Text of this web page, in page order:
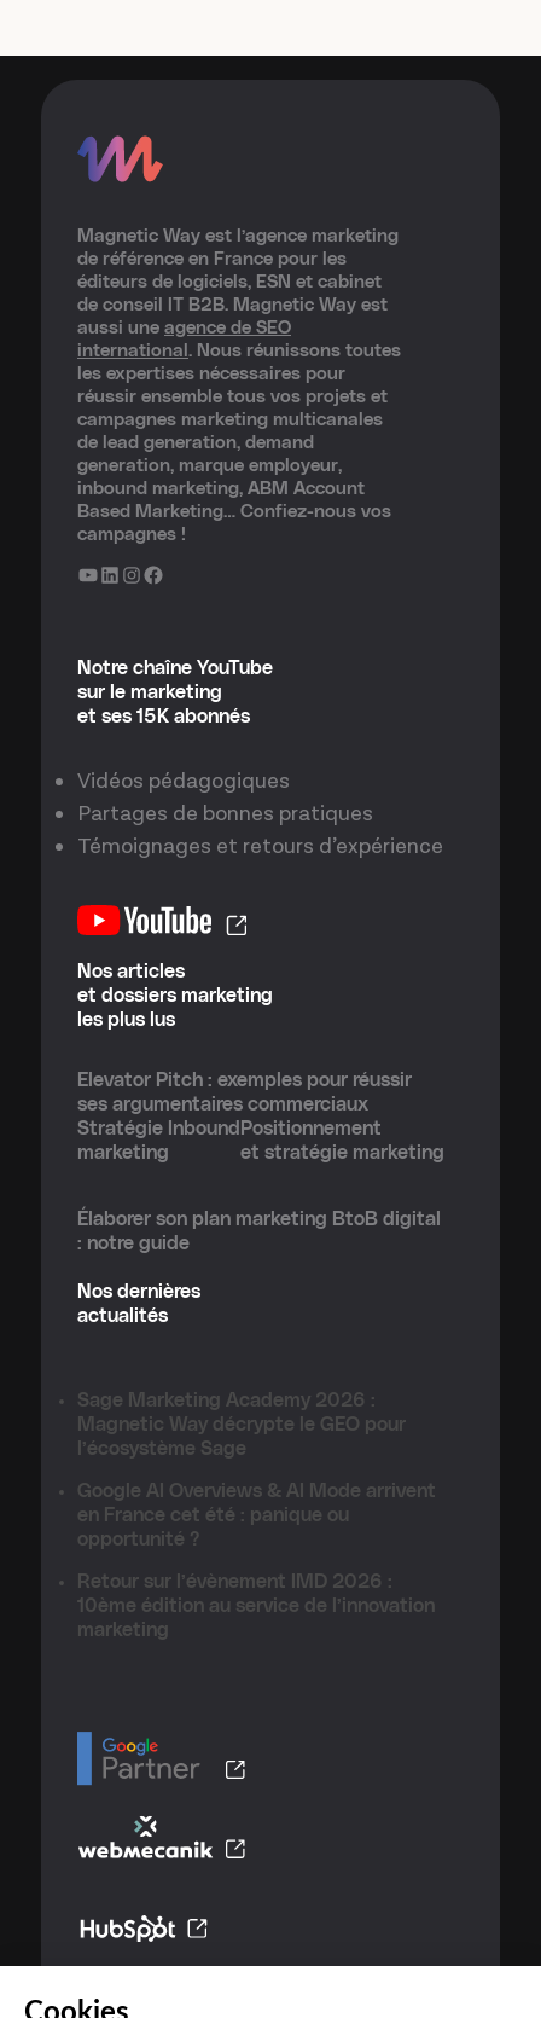
Magnetic Way est l’agence marketing
de référence en France pour les
éditeurs de logiciels, ESN et cabinet
de conseil IT B2B. Magnetic Way est
aussi une agence de SEO
international . Nous réunissons toutes
les expertises nécessaires pour
réussir ensemble tous vos projets et
campagnes marketing multicanales
de lead generation, demand
generation, marque employeur,
inbound marketing, ABM Account
Based Marketing… Confiez-nous vos
campagnes !
YouTube LinkedIn InstagramFacebook
Notre chaîne YouTube
sur le marketing
et ses 15K abonnés
Vidéos pédagogiques
Partages de bonnes pratiques
Témoignages et retours d’expérience
Nos articles
et dossiers marketing
les plus lus
Elevator Pitch : exemples pour réussir
ses argumentaires commerciaux
Stratégie Inbound
marketing
Positionnement
et stratégie marketing
Élaborer son plan marketing BtoB digital
: notre guide
Nos dernières
actualités
Sage Marketing Academy 2026 :
Magnetic Way décrypte le GEO pour
l’écosystème Sage
Google AI Overviews & AI Mode arrivent
en France cet été : panique ou
opportunité ?
Retour sur l’évènement IMD 2026 :
10ème édition au service de l’innovation
marketing